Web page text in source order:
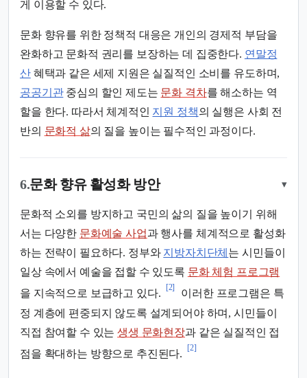
게 이용할 수 있다.
문화 향유를 위한 정책적 대응은 개인의 경제적 부담을
완화하고 문화적 권리를 보장하는 데 집중한다. 연말정
산혜택과 같은 세제 지원은 실질적인 소비를 유도하며,
공공기관중심의 할인 제도는 문화 격차를 해소하는 역
할을 한다. 따라서 체계적인 지원 정책의 실행은 사회 전
반의 문화적 삶의 질을 높이는 필수적인 과정이다.
6.문화 향유 활성화 방안 ▾
문화적 소외를 방지하고 국민의 삶의 질을 높이기 위해
서는 다양한 문화예술 사업과 행사를 체계적으로 활성화
하는 전략이 필요하다. 정부와 지방자치단체 는 시민들이
일상 속에서 예술을 접할 수 있도록 문화 체험 프로그램
을 지속적으로 보급하고 있다.
[2]
이러한 프로그램은 특
정 계층에 편중되지 않도록 설계되어야 하며, 시민들이
직접 참여할 수 있는생생 문화현장과 같은 실질적인 접
점을 확대하는 방향으로 추진된다.
[2]